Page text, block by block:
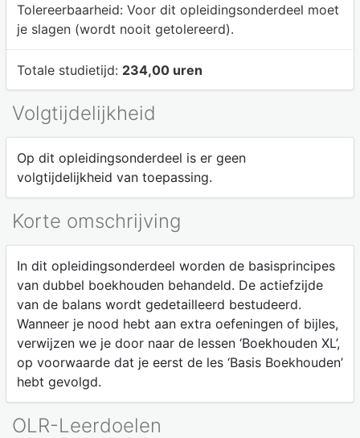
Tolereerbaarheid: Voor dit opleidingsonderdeel moet
je slagen (wordt nooit getolereerd).
Totale studietijd: 234,00 uren
Volgtijdelijkheid
Op dit opleidingsonderdeel is er geen
volgtijdelijkheid van toepassing.
Korte omschrijving
In dit opleidingsonderdeel worden de basisprincipes
van dubbel boekhouden behandeld. De actiefzijde
van de balans wordt gedetailleerd bestudeerd.
Wanneer je nood hebt aan extra oefeningen of bijles,
verwijzen we je door naar de lessen ‘Boekhouden XL’,
op voorwaarde dat je eerst de les ‘Basis Boekhouden’
hebt gevolgd.
OLR-Leerdoelen